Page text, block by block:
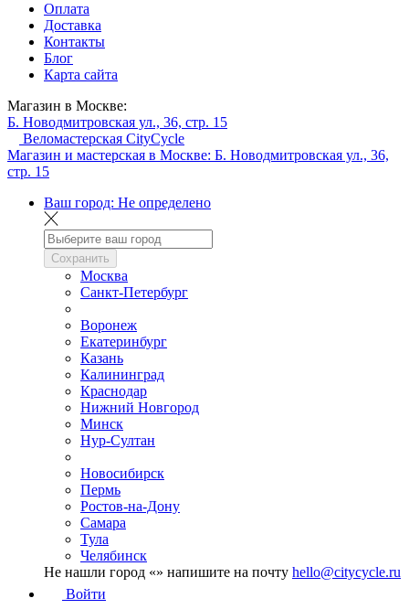
Оплата
Доставка
Контакты
Блог
Карта сайта
Магазин в Москве:
Б. Новодмитровская ул., 36, стр. 15
Веломастерская CityCycle
Магазин и мастерская в Москве: Б. Новодмитровская ул., 36,
стр. 15
Ваш город: Не определено
Сохранить
Москва
Санкт-Петербург
Воронеж
Екатеринбург
Казань
Калининград
Краснодар
Нижний Новгород
Минск
Нур-Султан
Новосибирск
Пермь
Ростов-на-Дону
Самара
Тула
Челябинск
Не нашли город «» напишите на почту hello@citycycle.ru
Войти